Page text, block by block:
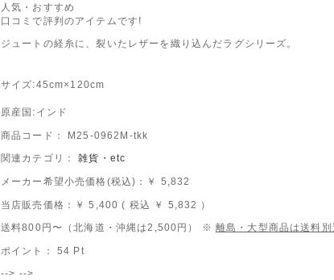
人気・おすすめ
口コミで評判のアイテムです!
ジュートの経糸に、裂いたレザーを織り込んだラグシリーズ。
サイズ:45cm×120cm
原産国:インド
商品コード： M25-0962M-tkk
関連カテゴリ：雑貨・etc
メーカー希望小売価格(税込)：￥ 5,832
当店販売価格： ￥ 5,400( 税込 ￥ 5,832 ）
送料800円〜（北海道・沖縄は2,500円） ※離島・大型商品は送料
ポイント： 54 Pt
--> -->